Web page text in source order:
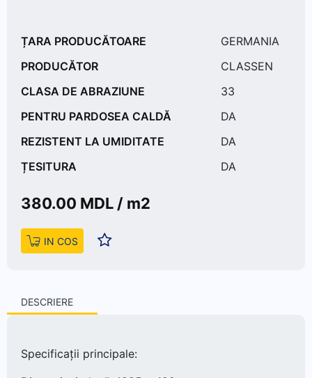
ȚARA PRODUCĂTOARE
GERMANIA
PRODUCĂTOR
CLASSEN
CLASA DE ABRAZIUNE
33
PENTRU PARDOSEA CALDĂ
DA
REZISTENT LA UMIDITATE
DA
ȚESITURA
DA
380.00 MDL / m2
IN COS
DESCRIERE
Specificații principale: